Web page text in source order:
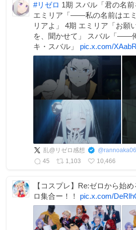
#リゼロ 1期 スバル「君の名前
エミリア「――私の名前はエ
リアよ」 4期 エミリア「お願
を、聞かせて」 スバル「――
キ・スバル」 pic.x.com/
乱@リゼロ感想 @rannoaka06
45
1,103 10,466
【コスプレ】Re:ゼロから始
ロ集合ー！！ pic.x.com/